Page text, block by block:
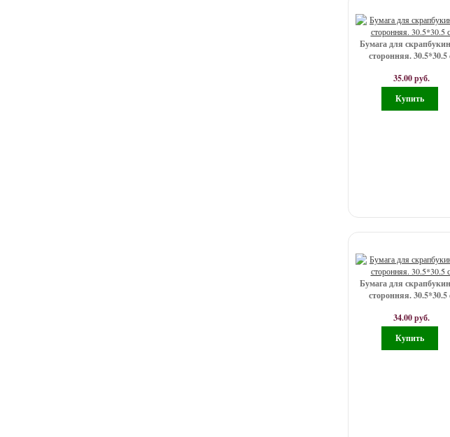
Бумага для
сторонняя. 30.5*30.5
35.00 руб.
Бумага для
сторонняя. 30.5*30.5
34.00 руб.